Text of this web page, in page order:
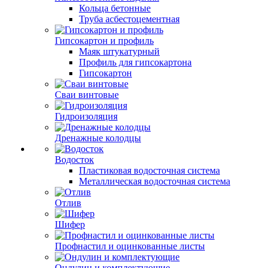
Кольца бетонные
Труба асбестоцементная
Гипсокартон и профиль
Маяк штукатурный
Профиль для гипсокартона
Гипсокартон
Сваи винтовые
Гидроизоляция
Дренажные колодцы
Водосток
Пластиковая водосточная система
Металлическая водосточная система
Отлив
Шифер
Профнастил и оцинкованные листы